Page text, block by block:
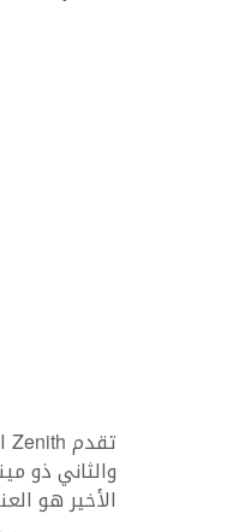
الأخير هو